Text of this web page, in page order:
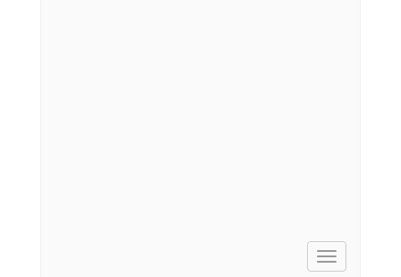
Toggle